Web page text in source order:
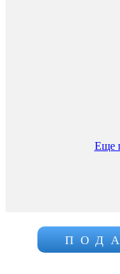
Еще